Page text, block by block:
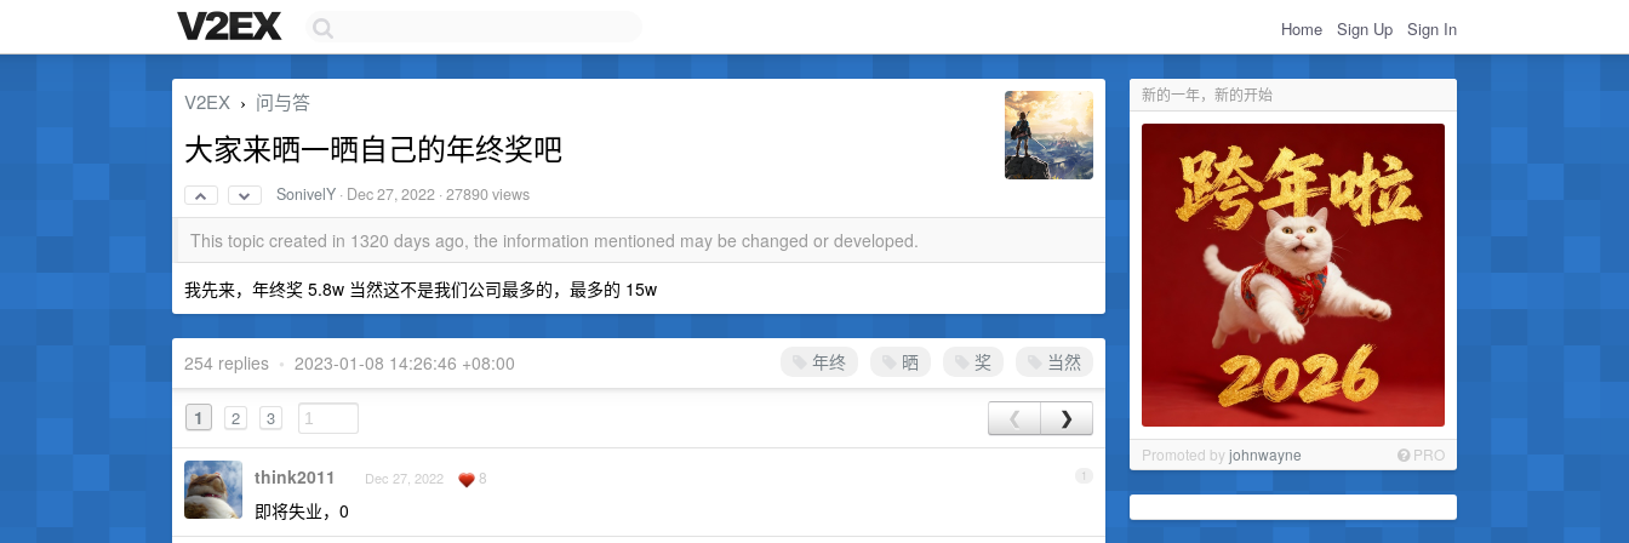
Home Sign Up Sign In
新的一年，新的开始
Promoted byjohnwayne PRO
V2EX › 问与答
大家来晒一晒自己的年终奖吧
SonivelY · Dec 27, 2022 · 27890 views
This topic created in 1320 days ago, the information mentioned may be changed or developed.
我先来，年终奖 5.8w 当然这不是我们公司最多的，最多的 15w
年终 晒 奖 当然
254 replies • 2023-01-08 14:26:46 +08:00
1 2 3 ❮ ❯
1
think2011 Dec 27, 2022 8
即将失业，0